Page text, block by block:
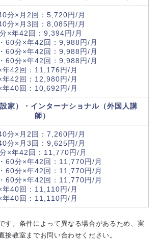
分×月2回：5,720円/月
分×月3回：8,085円/月
×年42回：9,394円/月
60分×年42回：9,988円/月
60分×年42回：9,988円/月
60分×年42回：9,988円/月
年42回：11,176円/月
年42回：12,980円/月
年40回：10,692円/月
家）・インターナショナル（外国人講
師）
分×月2回：7,260円/月
分×月3回：9,625円/月
×年42回：11,770円/月
60分×年42回：11,770円/月
60分×年42回：11,770円/月
60分×年42回：11,770円/月
年40回：11,110円/月
年40回：11,110円/月
す。条件によって異なる場合があるため、実
接教室までお問い合わせください。